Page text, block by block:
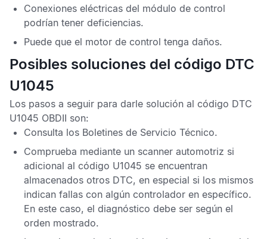
Conexiones eléctricas del módulo de control
podrían tener deficiencias.
Puede que el motor de control tenga daños.
Posibles soluciones del código DTC
U1045
Los pasos a seguir para darle solución al código DTC
U1045 OBDII son:
Consulta los Boletines de Servicio Técnico.
Comprueba mediante un scanner automotriz si
adicional al código U1045 se encuentran
almacenados otros DTC, en especial si los mismos
indican fallas con algún controlador en específico.
En este caso, el diagnóstico debe ser según el
orden mostrado.